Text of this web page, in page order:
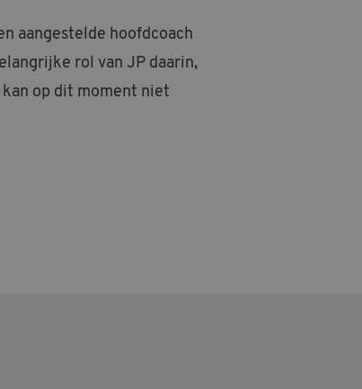
aangestelde hoofdcoach
rol van JP daarin,
op dit moment niet